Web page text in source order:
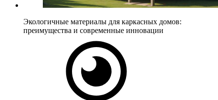
Экологичные материалы для каркасных домов:
преимущества и современные инновации